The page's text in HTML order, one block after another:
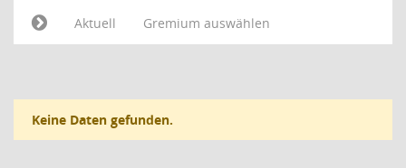
Aktuell
Gremium auswählen
Keine Daten gefunden.